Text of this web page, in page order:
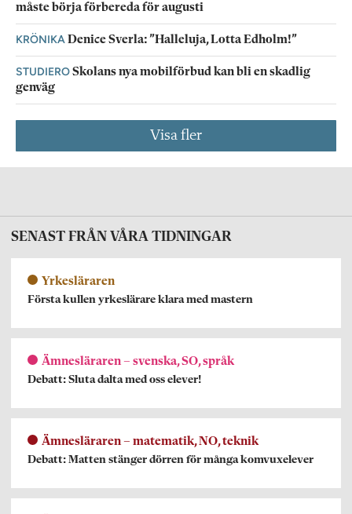
måste börja förbereda för augusti
KRÖNIKA Denice Sverla: ”Halleluja, Lotta Edholm!”
STUDIEROSkolans nya mobilförbud kan bli en skadlig
genväg
Visa fler
SENAST FRÅN VÅRA TIDNINGAR
Yrkesläraren
Första kullen yrkeslärare klara med mastern
Ämnesläraren – svenska, SO, språk
Debatt: Sluta dalta med oss elever!
Ämnesläraren – matematik, NO, teknik
Debatt: Matten stänger dörren för många komvuxelever